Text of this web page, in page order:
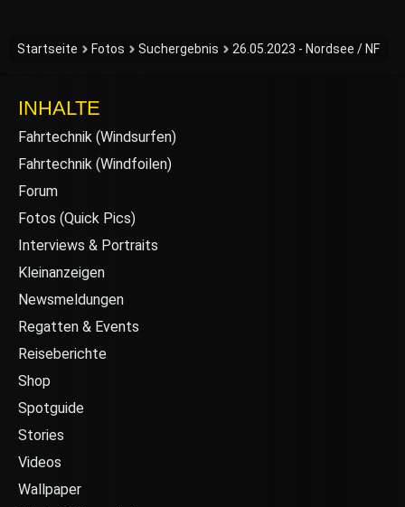
Startseite Fotos Suchergebnis 26.05.2023 - Nordsee / NF
INHALTE
Fahrtechnik (Windsurfen)
Fahrtechnik (Windfoilen)
Forum
Fotos (Quick Pics)
Interviews & Portraits
Kleinanzeigen
Newsmeldungen
Regatten & Events
Reiseberichte
Shop
Spotguide
Stories
Videos
Wallpaper